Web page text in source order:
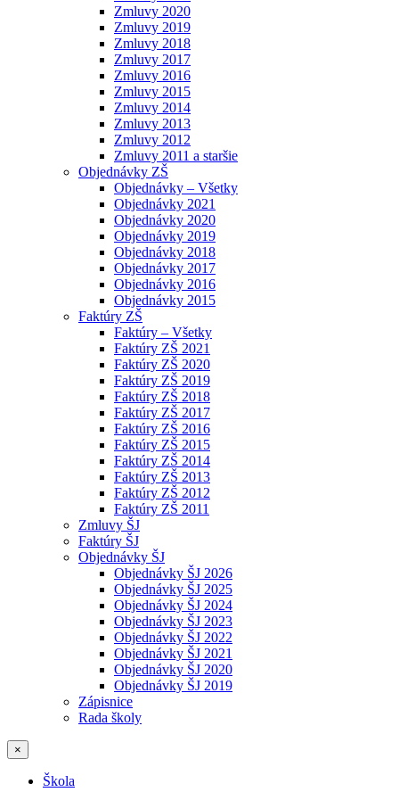
Zmluvy 2020
Zmluvy 2019
Zmluvy 2018
Zmluvy 2017
Zmluvy 2016
Zmluvy 2015
Zmluvy 2014
Zmluvy 2013
Zmluvy 2012
Zmluvy 2011 a staršie
Objednávky ZŠ
Objednávky – Všetky
Objednávky 2021
Objednávky 2020
Objednávky 2019
Objednávky 2018
Objednávky 2017
Objednávky 2016
Objednávky 2015
Faktúry ZŠ
Faktúry – Všetky
Faktúry ZŠ 2021
Faktúry ZŠ 2020
Faktúry ZŠ 2019
Faktúry ZŠ 2018
Faktúry ZŠ 2017
Faktúry ZŠ 2016
Faktúry ZŠ 2015
Faktúry ZŠ 2014
Faktúry ZŠ 2013
Faktúry ZŠ 2012
Faktúry ZŠ 2011
Zmluvy ŠJ
Faktúry ŠJ
Objednávky ŠJ
Objednávky ŠJ 2026
Objednávky ŠJ 2025
Objednávky ŠJ 2024
Objednávky ŠJ 2023
Objednávky ŠJ 2022
Objednávky ŠJ 2021
Objednávky ŠJ 2020
Objednávky ŠJ 2019
Zápisnice
Rada školy
×
Škola